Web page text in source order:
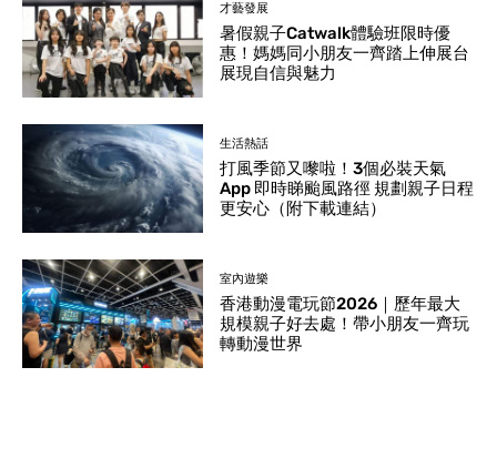
才藝發展
暑假親子Catwalk體驗班限時優
惠！媽媽同小朋友一齊踏上伸展台
展現自信與魅力
生活熱話
打風季節又嚟啦！3個必裝天氣
App 即時睇颱風路徑 規劃親子日程
更安心（附下載連結）
室內遊樂
香港動漫電玩節2026｜歷年最大
規模親子好去處！帶小朋友一齊玩
轉動漫世界